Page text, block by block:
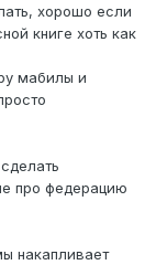
хорошо если
книге хоть как
мабилы и
про федерацию
накапливает